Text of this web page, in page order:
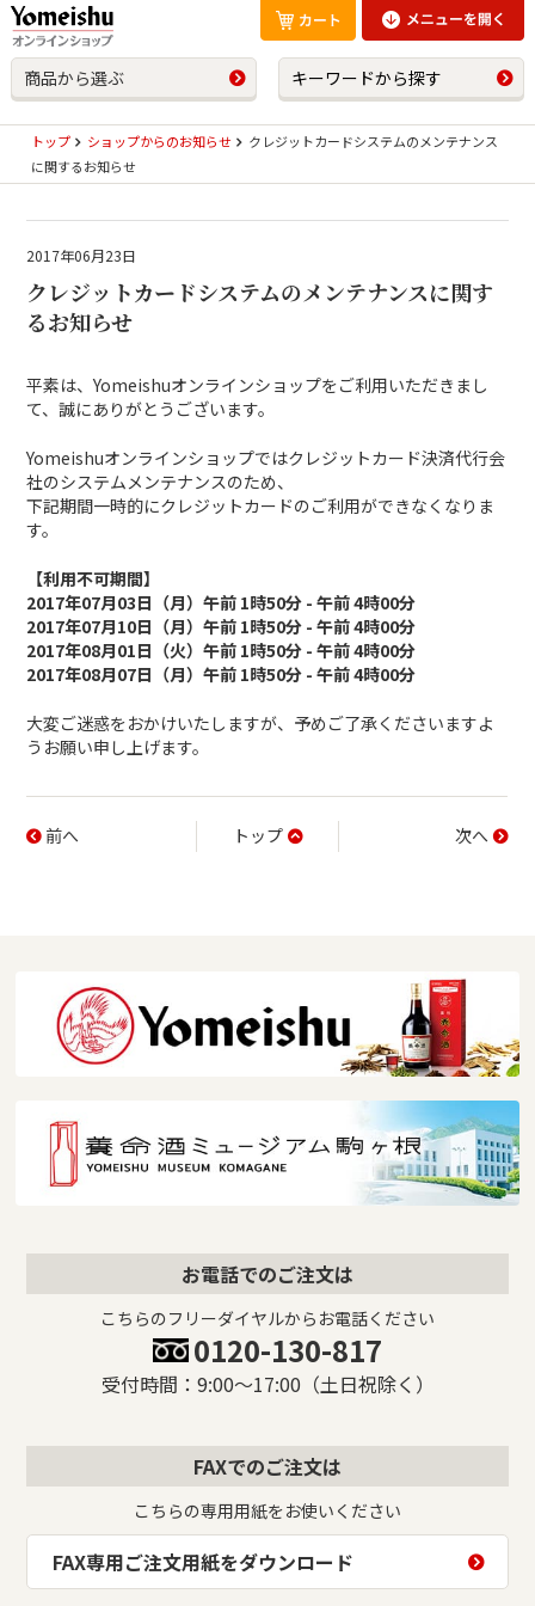
商品から選ぶ キーワードから探す
トップ ショップからのお知らせ
クレジットカードシステムのメンテナンス
に関するお知らせ
2017年06月23日
クレジットカードシステムのメンテナンスに関す
るお知らせ
平素は、Yomeishuオンラインショップをご利用いただきまし
て、誠にありがとうございます。
Yomeishuオンラインショップではクレジットカード決済代行会
社のシステムメンテナンスのため、
下記期間一時的にクレジットカードのご利用ができなくなりま
す。
【利用不可期間】
2017年07月03日（月）午前 1時50分 - 午前 4時00分
2017年07月10日（月）午前 1時50分 - 午前 4時00分
2017年08月01日（火）午前 1時50分 - 午前 4時00分
2017年08月07日（月）午前 1時50分 - 午前 4時00分
大変ご迷惑をおかけいたしますが、予めご了承くださいますよ
うお願い申し上げます。
前へ トップ 次へ
お電話でのご注文は
こちらのフリーダイヤルからお電話ください
0120-130-817
受付時間：9:00〜17:00（土日祝除く）
FAXでのご注文は
こちらの専用用紙をお使いください
FAX専用ご注文用紙をダウンロード